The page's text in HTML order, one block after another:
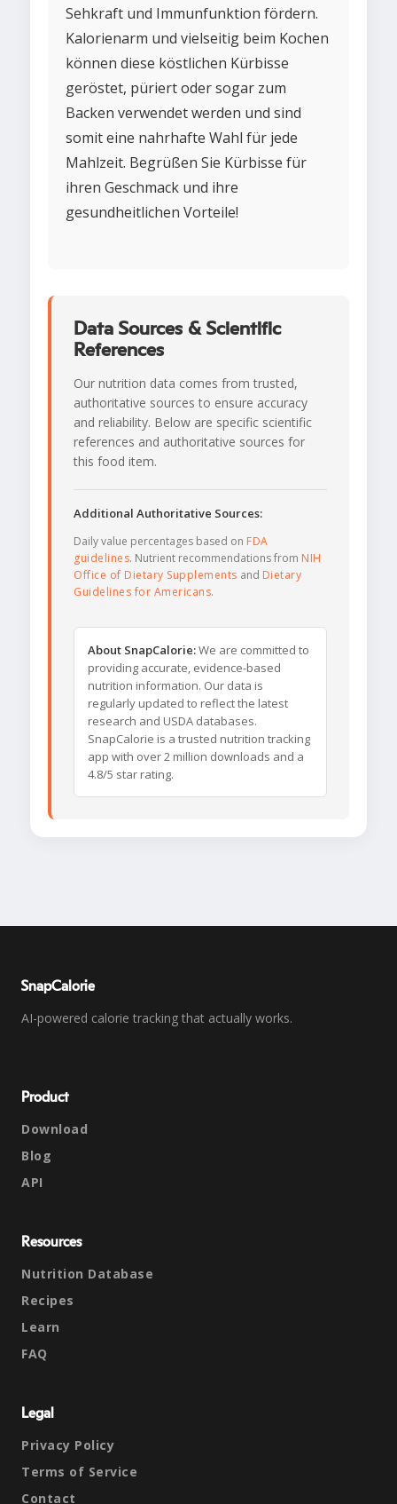
Sehkraft und Immunfunktion fördern.
Kalorienarm und vielseitig beim Kochen
können diese köstlichen Kürbisse
geröstet, püriert oder sogar zum
Backen verwendet werden und sind
somit eine nahrhafte Wahl für jede
Mahlzeit. Begrüßen Sie Kürbisse für
ihren Geschmack und ihre
gesundheitlichen Vorteile!
Data Sources & Scientific
References
Our nutrition data comes from trusted,
authoritative sources to ensure accuracy
and reliability. Below are specific scientific
references and authoritative sources for
this food item.
Additional Authoritative Sources:
Daily value percentages based on FDA
guidelines. Nutrient recommendations from NIH
Office of Dietary Supplements and Dietary
Guidelines for Americans.
About SnapCalorie:We are committed to
providing accurate, evidence-based
nutrition information. Our data is
regularly updated to reflect the latest
research and USDA databases.
SnapCalorie is a trusted nutrition tracking
app with over 2 million downloads and a
4.8/5 star rating.
SnapCalorie
AI-powered calorie tracking that actually works.
Product
Download
Blog
API
Resources
Nutrition Database
Recipes
Learn
FAQ
Legal
Privacy Policy
Terms of Service
Contact